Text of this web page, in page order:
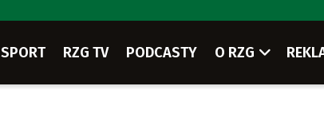
SPORT RZG TV PODCASTY O RZG